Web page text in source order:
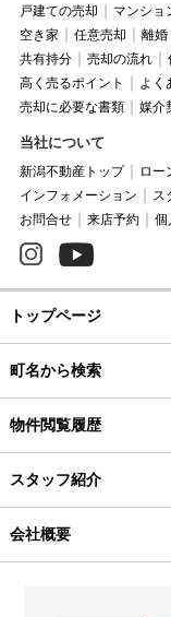
戸建ての売却
マンショ
空き家
任意売却 離婚
共有持分
売却の流れ
高く売るポイント
よく
売却に必要な書類
媒介
当社について
新潟不動産トップ ロー
インフォメーション
ス
お問合せ
来店予約 個
トップページ
町名から検索
物件閲覧履歴
スタッフ紹介
会社概要